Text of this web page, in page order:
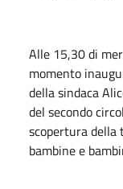
Alle 15,30 di
momento
della sindaca
del secondo
scopertura della
bambine e